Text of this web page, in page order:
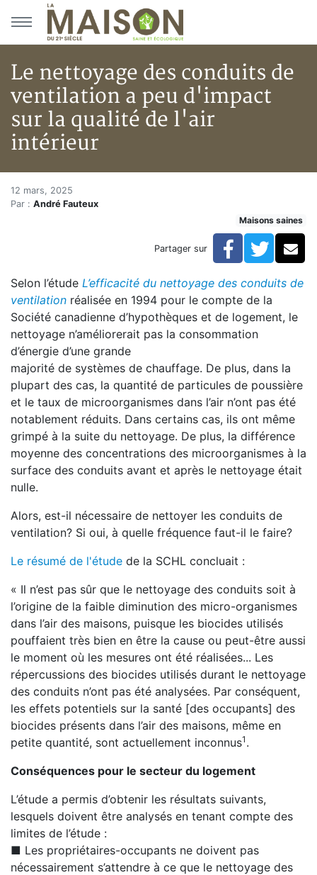
Aller au menu principal
Aller au contenu principal
Le nettoyage des conduits de
ventilation a peu d'impact
sur la qualité de l'air
intérieur
Accueil
Articles
Hypersensibilités environnementales
Le nettoyage des conduits de ventilation a peu
Le nettoyage des conduits
12 mars, 2025
Par : André Fauteux
Maisons saines
Partager sur Facebook
Selon l’étude L’efficacité du nettoyage des conduits de
ventilation réalisée en 1994 pour le compte de la
Société canadienne d’hypothèques et de logement, le
nettoyage n’améliorerait pas la consommation
d’énergie d’une grande
majorité de systèmes de chauffage. De plus, dans la
plupart des cas, la quantité de particules de poussière
et le taux de microorganismes dans l’air n’ont pas été
notablement réduits. Dans certains cas, ils ont même
grimpé à la suite du nettoyage. De plus, la différence
moyenne des concentrations des microorganismes à la
surface des conduits avant et après le nettoyage était
nulle.
Alors, est-il nécessaire de nettoyer les conduits de
ventilation? Si oui, à quelle fréquence faut-il le faire?
Le résumé de l'étude de la SCHL concluait :
« Il n’est pas sûr que le nettoyage des conduits soit à
l’origine de la faible diminution des micro-organismes
dans l’air des maisons, puisque les biocides utilisés
pouffaient très bien en être la cause ou peut-être aussi
le moment où les mesures ont été réalisées... Les
répercussions des biocides utilisés durant le nettoyage
des conduits n’ont pas été analysées. Par conséquent,
les effets potentiels sur la santé [des occupants] des
biocides présents dans l’air des maisons, même en
petite quantité, sont actuellement inconnus1 .
Conséquences pour le secteur du logement
L’étude a permis d’obtenir les résultats suivants,
lesquels doivent être analysés en tenant compte des
limites de l’étude :
■ Les propriétaires-occupants ne doivent pas
nécessairement s’attendre à ce que le nettoyage des